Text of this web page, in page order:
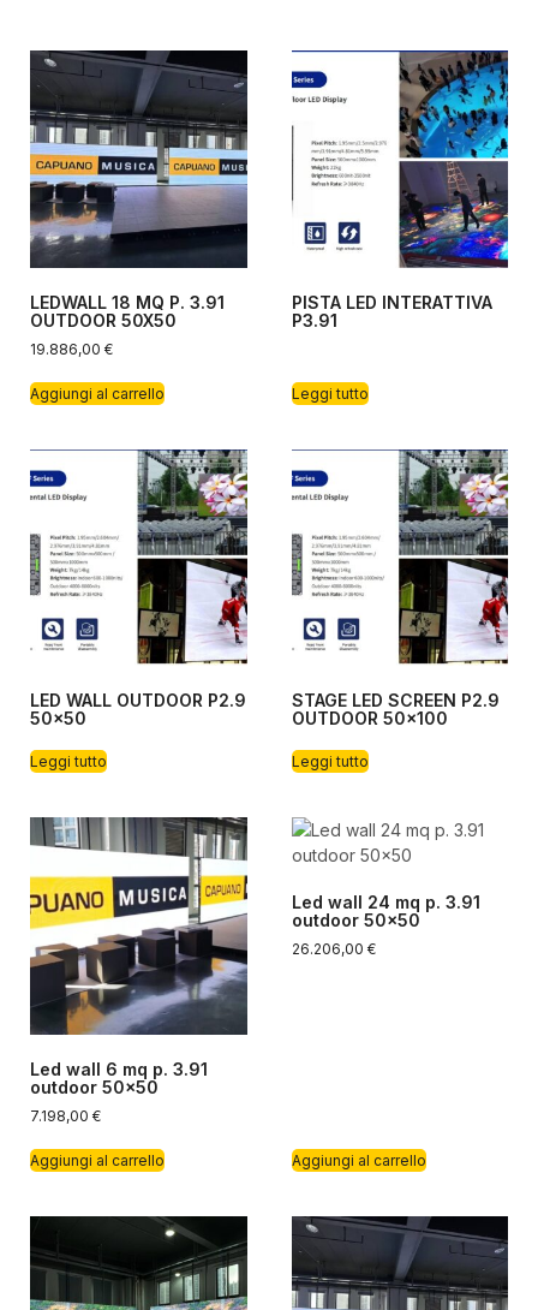
LEDWALL 18 MQ P. 3.91
OUTDOOR 50X50
19.886,00 €
Aggiungi al carrello
PISTA LED INTERATTIVA
P3.91
Leggi tutto
LED WALL OUTDOOR P2.9
50×50
Leggi tutto
STAGE LED SCREEN P2.9
OUTDOOR 50×100
Leggi tutto
Led wall 6 mq p. 3.91
outdoor 50×50
7.198,00 €
Aggiungi al carrello
Led wall 24 mq p. 3.91
outdoor 50×50
26.206,00 €
Aggiungi al carrello